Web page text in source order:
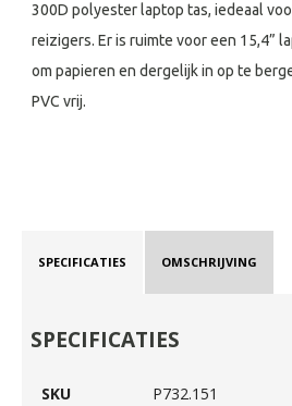
300D polyester laptop tas, iedeaal
reizigers. Er is ruimte voor een 15,4”
om papieren en dergelijk in op te
PVC vrij.
SPECIFICATIES OMSCHRIJVING
SPECIFICATIES
SKU P732.151